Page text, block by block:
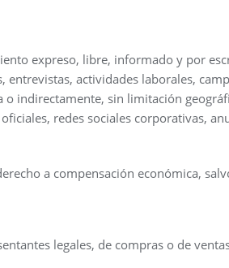
expreso, libre, informado y por
actividades laborales,
indirectamente, sin limitación
redes sociales corporativas,
a compensación económica,
legales, de compras o de